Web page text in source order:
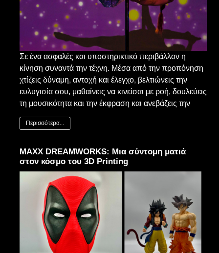
Σε ένα ασφαλές και υποστηρικτικό περιβάλλον η
κίνηση συναντά την τέχνη. Μέσα από την προπόνηση
χτίζεις δύναμη, αντοχή και έλεγχο, βελτιώνεις την
ευλυγισία σου, μαθαίνεις να κινείσαι με ροή, δουλεύεις
τη μουσικότητα και την έκφραση και ανεβάζεις την
Περισσότερα...
MAXX DREAMWORKS: Μια σύντομη ματιά
στον κόσμο του 3D Printing